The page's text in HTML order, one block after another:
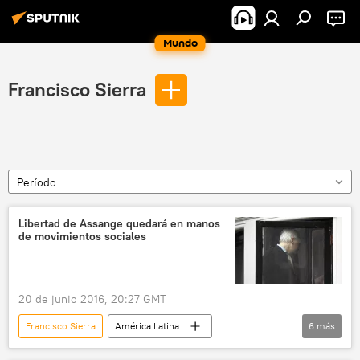
Mundo
Francisco Sierra
Período
Libertad de Assange quedará en manos
de movimientos sociales
20 de junio 2016, 20:27 GMT
Francisco Sierra
América Latina
Internacional
Quito
Ecuador
6 más